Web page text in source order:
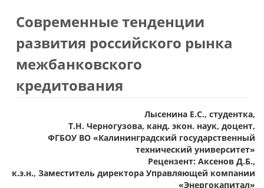
Современные тенденции
развития российского рынка
межбанковского
кредитования
Лысенина Е.С., студентка,
Т.Н. Черногузова, канд. экон. наук, доцент,
ФГБОУ ВО «Калининградский государственный
технический университет»
Рецензент: Аксенов Д.Б.,
к.э.н., Заместитель директора Управляющей компании
«Энергокапитал»